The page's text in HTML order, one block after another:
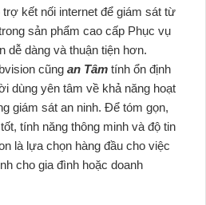
kết nối internet để giám sát từ
sản phẩm cao cấp Phục vụ
dễ dàng và thuận tiện hơn.
cũng an Tâm tính ổn định
dùng yên tâm về khả năng hoạt
giám sát an ninh. Để tóm gọn,
tính năng thông minh và độ tin
là lựa chọn hàng đầu cho việc
cho gia đình hoặc doanh